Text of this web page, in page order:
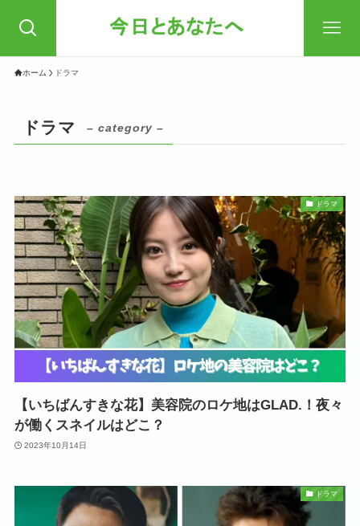
ホーム ドラマ
ドラマ – category –
ドラマ
【いちばんすきな花】美容院のロケ地はGLAD.！夜々
が働くスネイルはどこ？
2023年10月14日
ドラマ